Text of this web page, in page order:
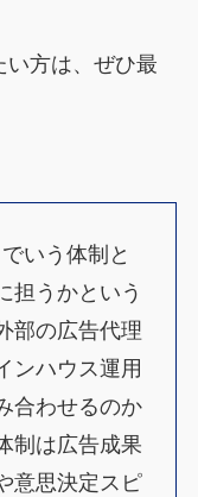
い方は、ぜひ最
いう体制と
担うかという
部の広告代理
ンハウス運用
合わせるのか
制は広告成果
意思決定スピ